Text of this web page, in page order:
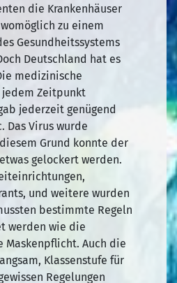
die Krankenhäuser
zu einem
Gesundheitssystems
Deutschland hat es
medizinische
jedem Zeitpunkt
jederzeit genügend
Das Virus wurde
Grund konnte der
gelockert werden.
und weitere wurden
bestimmte Regeln
werden wie die
Maskenpflicht. Auch die
Klassenstufe für
Regelungen